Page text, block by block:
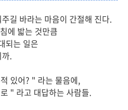
길 바라는 마음이 간절해 진다.
에 밟는 것만큼
되는 일은
.
있어? " 라는 물음에,
" 라고 대답하는 사람들.